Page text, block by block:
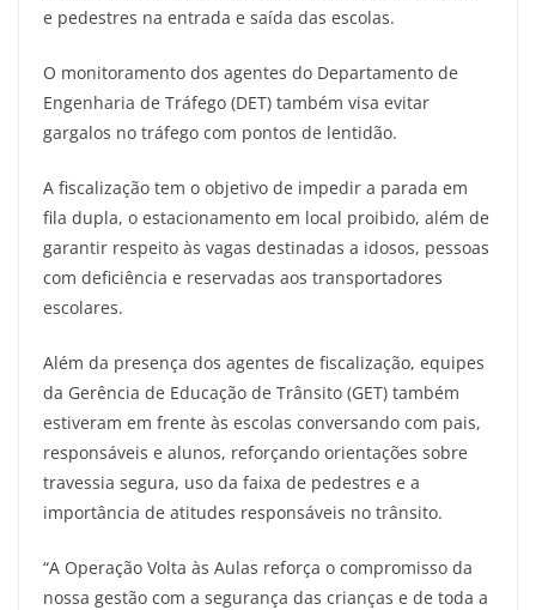
e pedestres na entrada e saída das escolas.
O monitoramento dos agentes do Departamento de
Engenharia de Tráfego (DET) também visa evitar
gargalos no tráfego com pontos de lentidão.
A fiscalização tem o objetivo de impedir a parada em
fila dupla, o estacionamento em local proibido, além de
garantir respeito às vagas destinadas a idosos, pessoas
com deficiência e reservadas aos transportadores
escolares.
Além da presença dos agentes de fiscalização, equipes
da Gerência de Educação de Trânsito (GET) também
estiveram em frente às escolas conversando com pais,
responsáveis e alunos, reforçando orientações sobre
travessia segura, uso da faixa de pedestres e a
importância de atitudes responsáveis no trânsito.
“A Operação Volta às Aulas reforça o compromisso da
nossa gestão com a segurança das crianças e de toda a